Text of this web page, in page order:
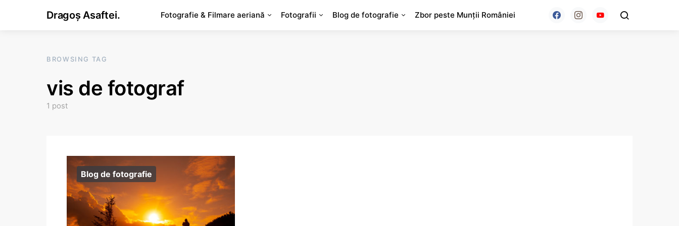
Dragoș Asaftei. Fotografie & Filmare aeriană Fotografii Blog de fotografie Zbor peste Munții României
BROWSING TAG
vis de fotograf
1 post
Blog de fotografie